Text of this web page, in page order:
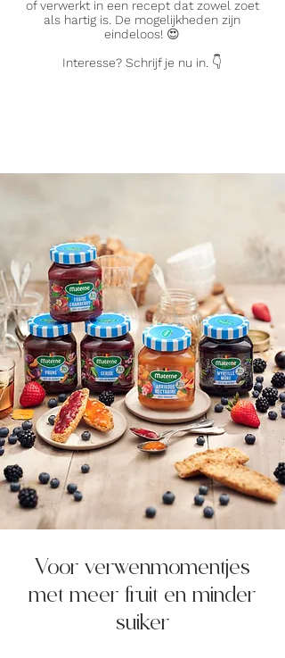
of verwerkt in een recept dat zowel zoet
als hartig is. De mogelijkheden zijn
eindeloos! 😍
Interesse? Schrijf je nu in. 👇
Voor verwenmomentjes
met meer fruit en minder
suiker